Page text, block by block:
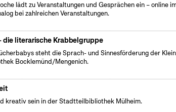
lädt zu Veranstaltungen und Gesprächen ein – online
bei zahlreichen Veranstaltungen.
die literarische Krabbelgruppe
steht die Sprach- und Sinnesförderung der
Bocklemünd/Mengenich.
kreativ sein in der Stadtteilbibliothek Mülheim.